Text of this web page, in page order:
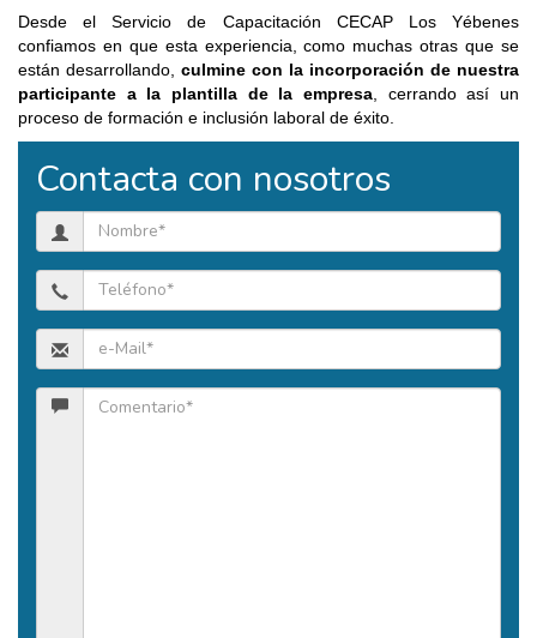
Desde el Servicio de Capacitación CECAP Los Yébenes
confiamos en que esta experiencia, como muchas otras que se
están desarrollando, culmine con la incorporación de nuestra
participante a la plantilla de la empresa , cerrando así un
proceso de formación e inclusión laboral de éxito.
Contacta con nosotros